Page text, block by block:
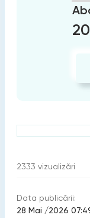
2333 vizualizări
Data publicării:
28 Mai /2026